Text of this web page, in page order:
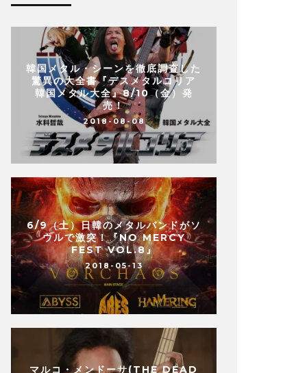
韓国メタル・シーンを徹底調査した
驚異の大全書『デスメタルコリア
韓国メタル大全』8/10（金）発
売！
2018-08-08
6/9（土）日韓のメタルバンドがソ
ウルで激突！『NO MERCY
FEST VOL.8』
2018-05-13
マルコ・メンドーサ(THE DEAD